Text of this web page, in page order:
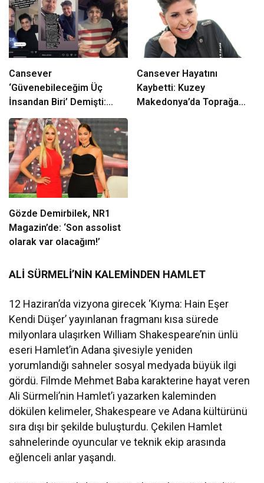
Cansever
‘Güvenebileceğim Üç
İnsandan Biri’ Demişti:
Mahmut Görgen’den
Cansever’e Duygusal Veda
Cansever Hayatını
Kaybetti: Kuzey
Makedonya’da Toprağa
Gözde Demirbilek, NR1
Magazin’de: ‘Son assolist
olarak var olacağım!’
ALİ SÜRMELİ’NİN KALEMİNDEN HAMLET
12 Haziran’da vizyona girecek ‘Kıyma: Hain Eşer
Kendi Düşer’ yayınlanan fragmanı kısa sürede
milyonlara ulaşırken William Shakespeare’nin ünlü
eseri Hamlet’in Adana şivesiyle yeniden
yorumlandığı sahneler sosyal medyada büyük ilgi
gördü. Filmde Mehmet Baba karakterine hayat veren
Ali Sürmeli’nin Hamlet’i yazarken kaleminden
dökülen kelimeler, Shakespeare ve Adana kültürünü
sıra dışı bir şekilde buluşturdu. Çekilen Hamlet
sahnelerinde oyuncular ve teknik ekip arasında
eğlenceli anlar yaşandı.